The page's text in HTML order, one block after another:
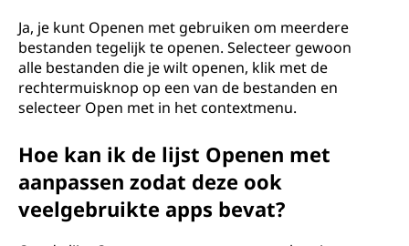
Ja, je kunt Openen met gebruiken om meerdere
bestanden tegelijk te openen. Selecteer gewoon
alle bestanden die je wilt openen, klik met de
rechtermuisknop op een van de bestanden en
selecteer Open met in het contextmenu.
Hoe kan ik de lijst Openen met
aanpassen zodat deze ook
veelgebruikte apps bevat?